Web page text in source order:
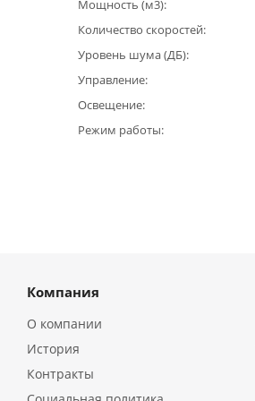
Мощность (м3)
Количество скоростей
Уровень шума (ДБ)
Управление
Освещение
Режим работы
Компания
О компании
История
Контракты